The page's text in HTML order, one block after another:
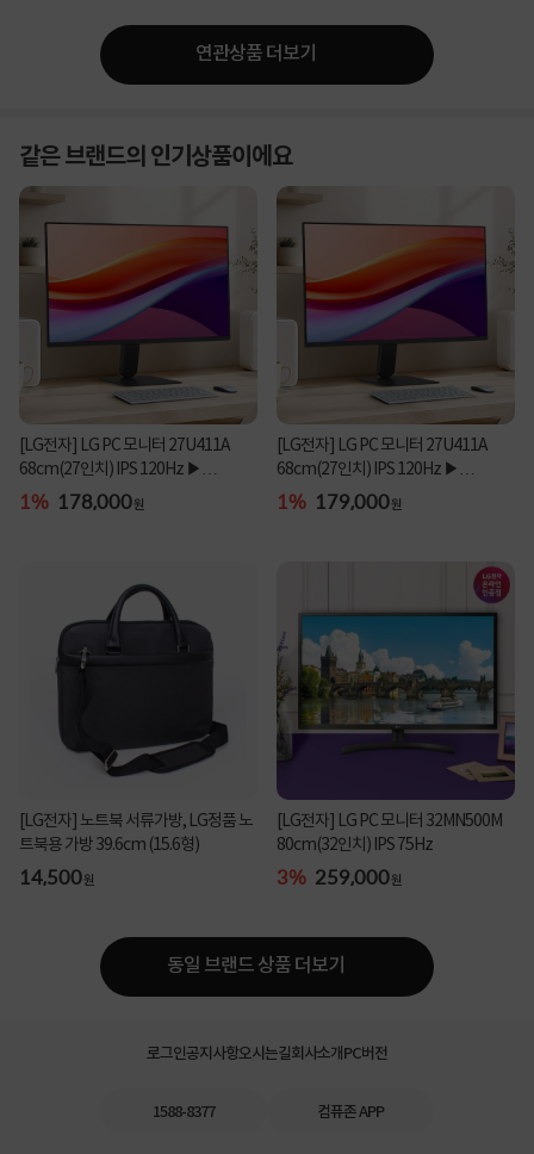
연관상품 더보기
같은 브랜드의 인기상품이에요
[LG전자] LG PC 모니터 27U411A
68cm(27인치) IPS 120Hz ▶
27MR400 후속 제품 ◀
1% 178,000원
[LG전자] LG PC 모니터 27U411A
68cm(27인치) IPS 120Hz ▶
27MR400 후속 제품 ◀
1% 179,000원
[LG전자] 노트북 서류가방, LG정품 노
트북용 가방 39.6cm (15.6형)
14,500원
[LG전자] LG PC 모니터 32MN500M
80cm(32인치) IPS 75Hz
3% 259,000원
동일 브랜드 상품 더보기
로그인공지사항오시는길회사소개PC버전
1588-8377 컴퓨존 APP